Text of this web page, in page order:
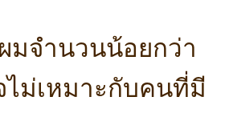
มจำนวนน้อยกว่า
ไม่เหมาะกับคนที่มี